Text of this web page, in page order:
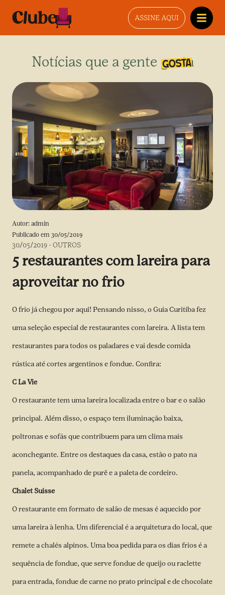
ASSINE AQUI
Notícias que a gente gosta
Autor: admin
Publicado em 30/05/2019
30/05/2019 -OUTROS
5 restaurantes com lareira para
aproveitar no frio
O frio já chegou por aqui! Pensando nisso, o Guia Curitiba fez
uma seleção especial de restaurantes com lareira. A lista tem
restaurantes para todos os paladares e vai desde comida
rústica até cortes argentinos e fondue. Confira:
C La Vie
O restaurante tem uma lareira localizada entre o bar e o salão
principal. Além disso, o espaço tem iluminação baixa,
poltronas e sofás que contribuem para um clima mais
aconchegante. Entre os destaques da casa, estão o pato na
panela, acompanhado de purê e a paleta de cordeiro.
Chalet Suisse
O restaurante em formato de salão de mesas é aquecido por
uma lareira à lenha. Um diferencial é a arquitetura do local, que
remete a chalés alpinos. Uma boa pedida para os dias frios é a
sequência de fondue, que serve fondue de queijo ou raclette
para entrada, fondue de carne no prato principal e de chocolate